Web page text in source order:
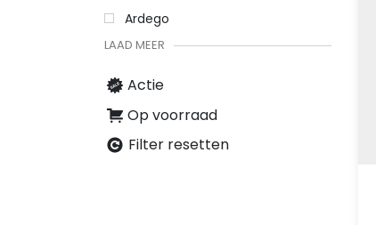
Ardego
LAAD MEER
Actie
Op voorraad
Filter resetten